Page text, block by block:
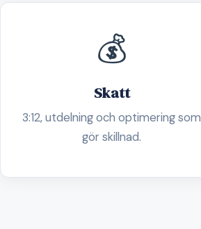
💰
Skatt
3:12, utdelning och optimering som
gör skillnad.